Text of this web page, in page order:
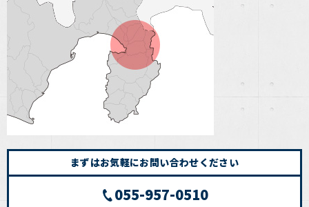
まずはお気軽にお問い合わせください
055-957-0510